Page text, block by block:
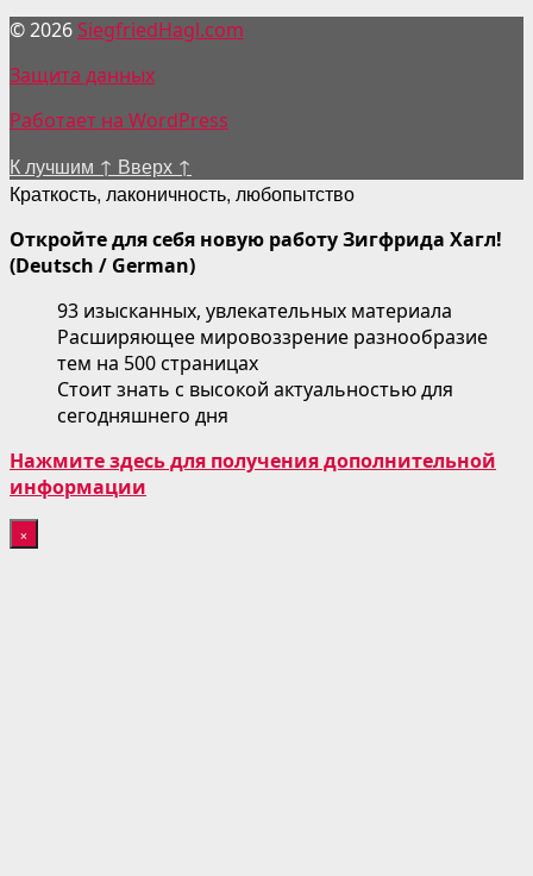
© 2026 SiegfriedHagl.com
Защита данных
Работает на WordPress
К лучшим ↑ Вверх ↑
Краткость, лаконичность, любопытство
Откройте для себя новую работу Зигфрида Хагл!
(Deutsch / German)
93 изысканных, увлекательных материала
Расширяющее мировоззрение разнообразие
тем на 500 страницах
Стоит знать с высокой актуальностью для
сегодняшнего дня
Нажмите здесь для получения дополнительной
информации
×